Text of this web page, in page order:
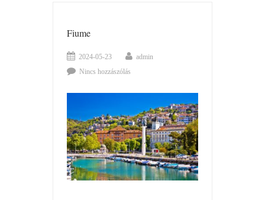
Fiume
2024-05-23
admin
Nincs hozzászólás